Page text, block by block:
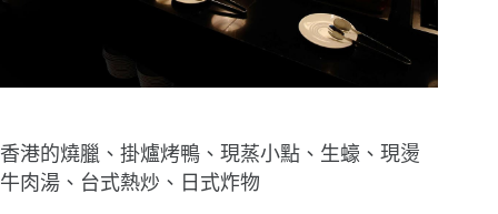
香港的燒臘、掛爐烤鴨、現蒸小點、生蠔、現燙
牛肉湯、台式熱炒、日式炸物